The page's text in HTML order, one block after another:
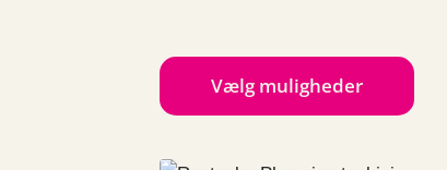
Vælg muligheder
vare